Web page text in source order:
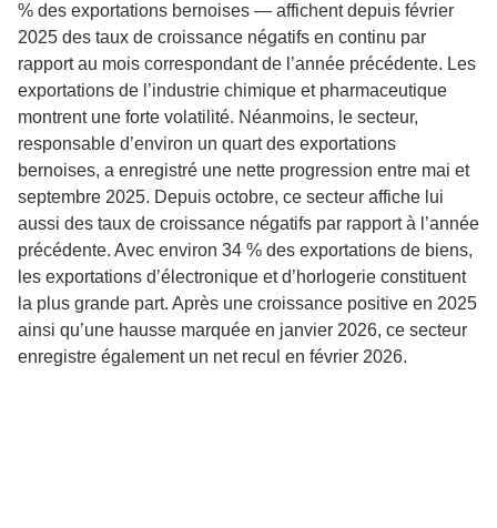
% des exportations bernoises — affichent depuis février
2025 des taux de croissance négatifs en continu par
rapport au mois correspondant de l’année précédente. Les
exportations de l’industrie chimique et pharmaceutique
montrent une forte volatilité. Néanmoins, le secteur,
responsable d’environ un quart des exportations
bernoises, a enregistré une nette progression entre mai et
septembre 2025. Depuis octobre, ce secteur affiche lui
aussi des taux de croissance négatifs par rapport à l’année
précédente. Avec environ 34 % des exportations de biens,
les exportations d’électronique et d’horlogerie constituent
la plus grande part. Après une croissance positive en 2025
ainsi qu’une hausse marquée en janvier 2026, ce secteur
enregistre également un net recul en février 2026.